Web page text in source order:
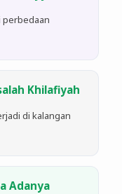
perbedaan
Khilafiyah
di kalangan
Adanya